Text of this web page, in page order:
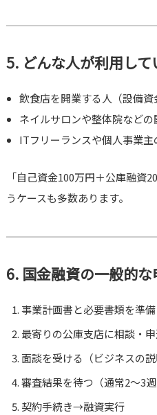
5. どんな人が利用し
飲食店を開業する人（設備資
ネイルサロンや整体院などの
ITフリーランスや個人事業主
「自己資金100万円＋公庫融資
うケースも多数あります。
6. 国金融資の一般的
事業計画書と必要書類を準備
最寄りの公庫支店に相談・
面談を受ける（ビジネスの
審査結果を待つ（通常2〜3週
契約手続き→融資実行